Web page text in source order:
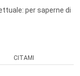
per saperne di
CITAMI